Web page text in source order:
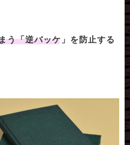
う「逆バッケ」を防止する